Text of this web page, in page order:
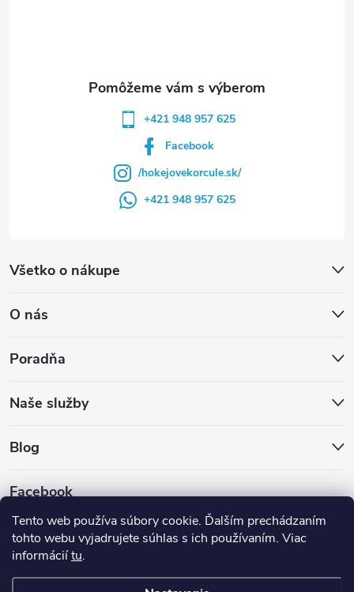
Tento web používa súbory cookie. Ďalším prechádzaním
tohto webu vyjadrujete súhlas s ich používaním. Viac
informáciítu.
Všetko o nákupe
O nás
Poradňa
Naše služby
Blog
Facebook
+421 948 957 625
Facebook
/hokejovekorcule.sk/
+421 948 957 625